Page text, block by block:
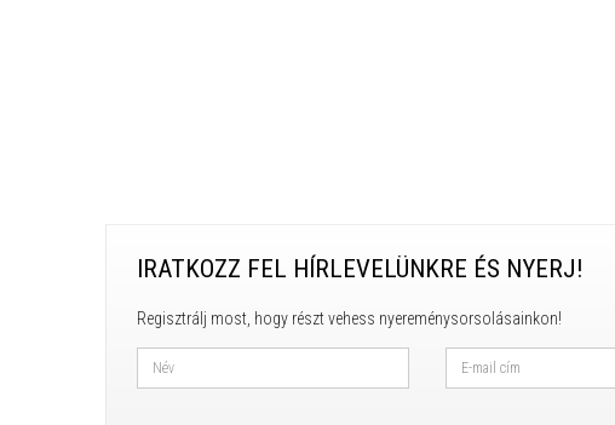
IRATKOZZ FEL HÍRLEVELÜNKRE ÉS NYERJ!
Regisztrálj most, hogy részt vehess nyereménysorsolásainkon!